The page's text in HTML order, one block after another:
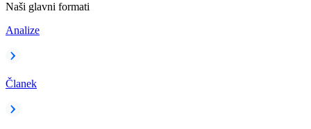
Naši glavni formati
Analize
Članek